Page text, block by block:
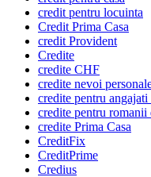
credit pentru locuinta
Credit Prima Casa
credit Provident
Credite
credite CHF
credite nevoi
credite pentru angajati
credite pentru romanii
credite Prima Casa
CreditFix
CreditPrime
Credius